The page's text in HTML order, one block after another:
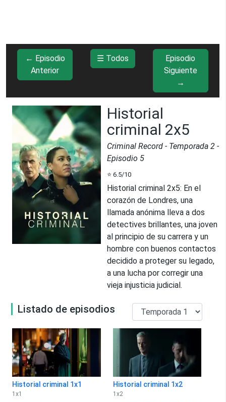
← Episodio
Anterior
☰ Todos
Episodio
Siguiente
→
Historial
criminal 2x5
Criminal Record - Temporada 2 -
Episodio 5
⭐ 6.5/10
Historial criminal 2x5: En el
corazón de Londres, una
llamada anónima lleva a dos
detectives brillantes, una joven
al principio de su carrera y un
hombre con buenos contactos
decidido a proteger su legado,
a una lucha por corregir una
vieja injusticia judicial.
Listado de episodios
Historial criminal 1x1
1 x1
Historial criminal 1x2
1 x2